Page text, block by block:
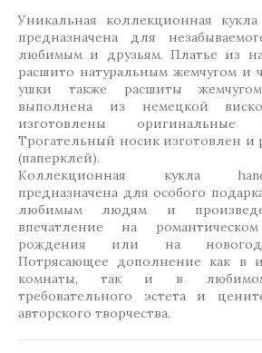
Уникальная коллекционная
предназначена для
любимым и друзьям. Платье из
расшито натуральным жемчугом и
ушки также расшиты
выполнена из немецкой
изготовлены
Трогательный носик изготовлен и
(паперклей).
Коллекционная кукла
предназначена для особого
любимым людям и
впечатление на
рождения или на
Потрясающее дополнение как в
комнаты, так и в
требовательного эстета и
авторского творчества.